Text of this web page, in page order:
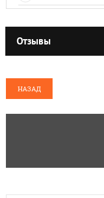
Отзывы
НАЗАД